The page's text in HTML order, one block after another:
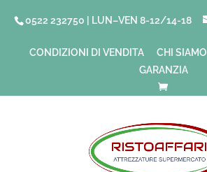
0522 232750 | LUN–VEN 8-12/14-18
CONDIZIONI DI VENDITA CHI SIAMO
GARANZIA